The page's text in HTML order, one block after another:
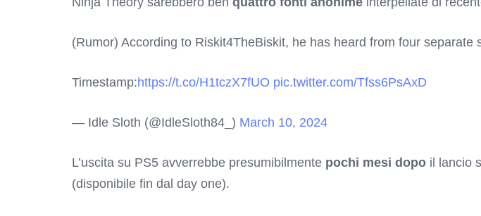
(Rumor) According to Riskit4TheBiskit, he has heard from four
Timestamp:https://t.co/H1tczX7fUO pic.twitter.com/Tfss6PsAxD
— Idle Sloth (@IdleSloth84_) March 10, 2024
L’uscita su PS5 avverrebbe presumibilmente pochi mesi dopo il lancio
(disponibile fin dal day one).